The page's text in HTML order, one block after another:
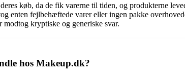
køb, da de fik varerne til tiden, og produkterne
enten fejlbehæftede varer eller ingen pakke
modtog kryptiske og generiske svar.
hos Makeup.dk?